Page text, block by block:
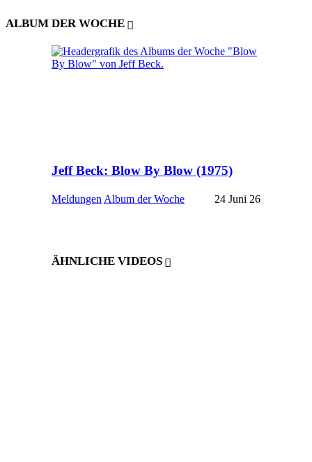
ALBUM DER WOCHE
Jeff Beck: Blow By Blow (1975)
Meldungen Album der Woche 24 Juni 26
ÄHNLICHE VIDEOS